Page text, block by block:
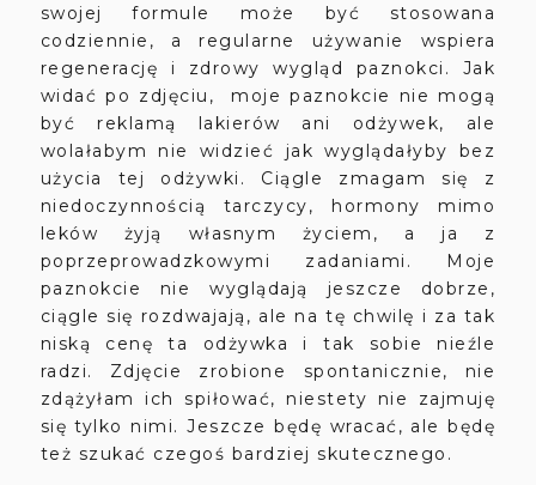
swojej formule może być stosowana
codziennie, a regularne używanie wspiera
regenerację i zdrowy wygląd paznokci. Jak
widać po zdjęciu, moje paznokcie nie mogą
być reklamą lakierów ani odżywek, ale
wolałabym nie widzieć jak wyglądałyby bez
użycia tej odżywki. Ciągle zmagam się z
niedoczynnością tarczycy, hormony mimo
leków żyją własnym życiem, a ja z
poprzeprowadzkowymi zadaniami. Moje
paznokcie nie wyglądają jeszcze dobrze,
ciągle się rozdwajają, ale na tę chwilę i za tak
niską cenę ta odżywka i tak sobie nieźle
radzi. Zdjęcie zrobione spontanicznie, nie
zdążyłam ich spiłować, niestety nie zajmuję
się tylko nimi. Jeszcze będę wracać, ale będę
też szukać czegoś bardziej skutecznego.